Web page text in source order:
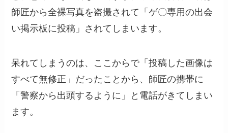
師匠から全裸写真を盗撮されて「ゲ〇専用の出会
い掲示板に投稿」されてしまいます。
呆れてしまうのは、ここからで「投稿した画像は
すべて無修正」だったことから、師匠の携帯に
「警察から出頭するように」と電話がきてしまい
ます。